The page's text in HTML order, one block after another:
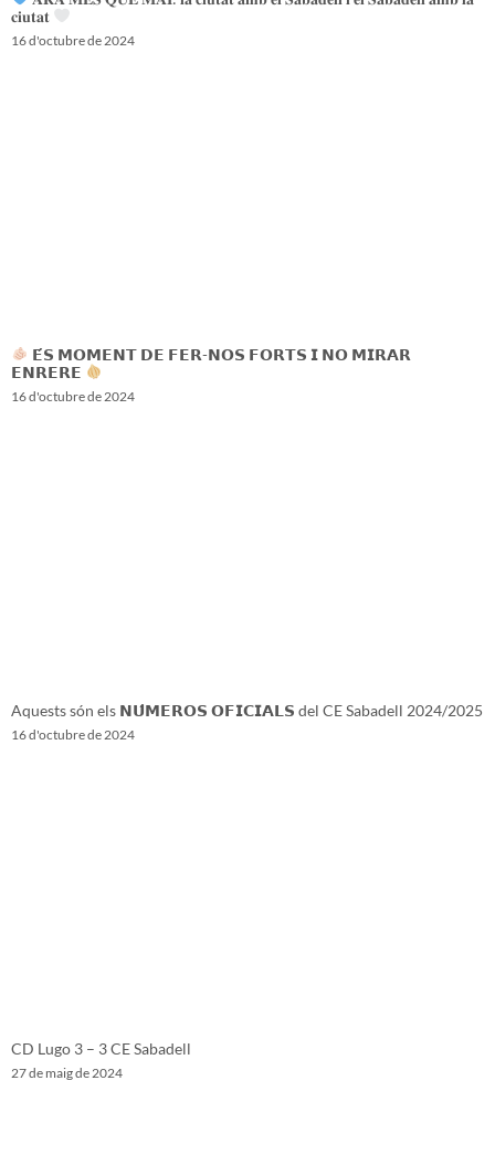
𝐜𝐢𝐮𝐭𝐚𝐭
16 d'octubre de 2024
𝗘́𝗦 𝗠𝗢𝗠𝗘𝗡𝗧 𝗗𝗘 𝗙𝗘𝗥-𝗡𝗢𝗦 𝗙𝗢𝗥𝗧𝗦 𝗜 𝗡𝗢 𝗠𝗜𝗥𝗔𝗥
𝗘𝗡𝗥𝗘𝗥𝗘
16 d'octubre de 2024
Aquests són els 𝗡𝗨́𝗠𝗘𝗥𝗢𝗦 𝗢𝗙𝗜𝗖𝗜𝗔𝗟𝗦 del CE Sabadell 2024/2025
16 d'octubre de 2024
CD Lugo 3 – 3 CE Sabadell
27 de maig de 2024